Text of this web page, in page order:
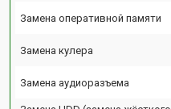
Замена оперативной памяти
Замена кулера
Замена аудиоразъема